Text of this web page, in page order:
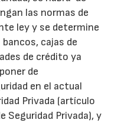
las normas de
ley y se determine
cajas de
de crédito ya
de
en el actual
Privada (artículo
Seguridad Privada), y